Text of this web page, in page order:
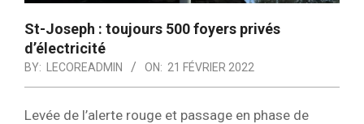
St-Joseph : toujours 500 foyers privés
d’électricité
BY: LECOREADMIN ON: 21 FÉVRIER 2022
Levée de l’alerte rouge et passage en phase de